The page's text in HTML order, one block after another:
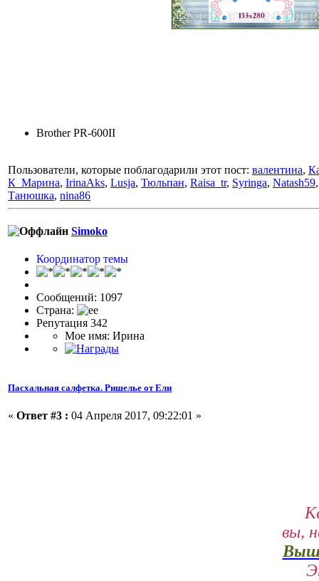
Brother PR-600II
Пользователи, которые поблагодарили этот пост: валентина,
К_Марина, IrinaAks, Lusja, Тюльпан, Raisa_tr, Syringa, Natash59
Танюшка, nina86
Simoko
Координатор темы
Сообщений: 1097
Страна:
Репутация 342
Мое имя: Ирина
Пасхальная салфетка. Ришелье от Ели
« Ответ #3 : 04 Апреля 2017, 09:22:01 »
вы,